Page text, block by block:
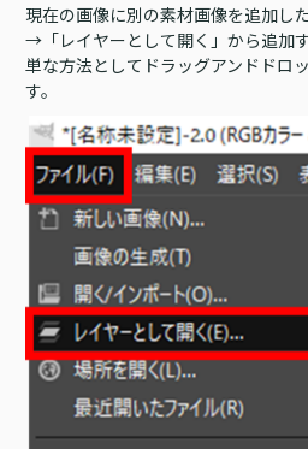
現在の画像に別の素材画像を追加し
→「レイヤーとして開く」から追加
単な方法としてドラッグアンドドロ
す。